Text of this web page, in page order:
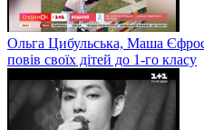
Ольга Цибульська, Маша
повів своїх дітей до 1-го класу